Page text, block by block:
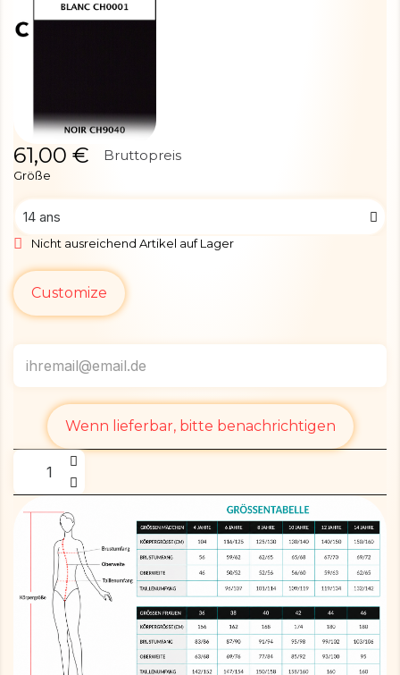
61,00 € Bruttopreis
Größe
Nicht ausreichend Artikel auf Lager
Customize
Wenn lieferbar, bitte benachrichtigen